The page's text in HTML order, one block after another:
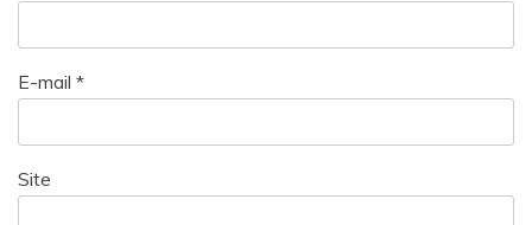
E-mail *
Site